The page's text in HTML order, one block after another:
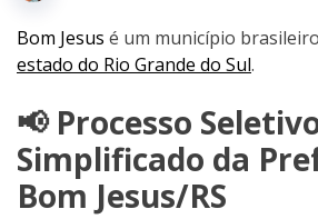
Bom Jesus é um município
estado do Rio Grande do Sul.
📢 Processo
Simplificado da
Bom Jesus/RS